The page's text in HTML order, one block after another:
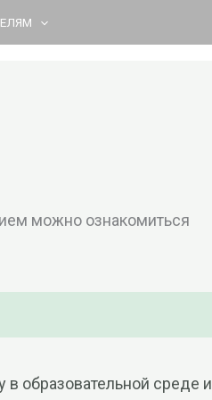
можно ознакомиться
образовательной среде и